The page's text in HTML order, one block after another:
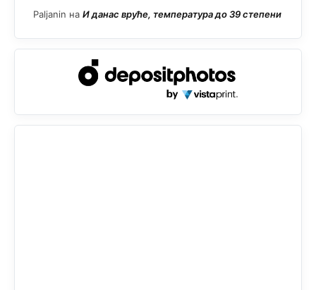
Paljanin на И данас вруће, температура до 39 степени